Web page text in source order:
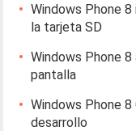
Windows Phone
la tarjeta SD
Windows Phone
pantalla
Windows Phone
desarrollo